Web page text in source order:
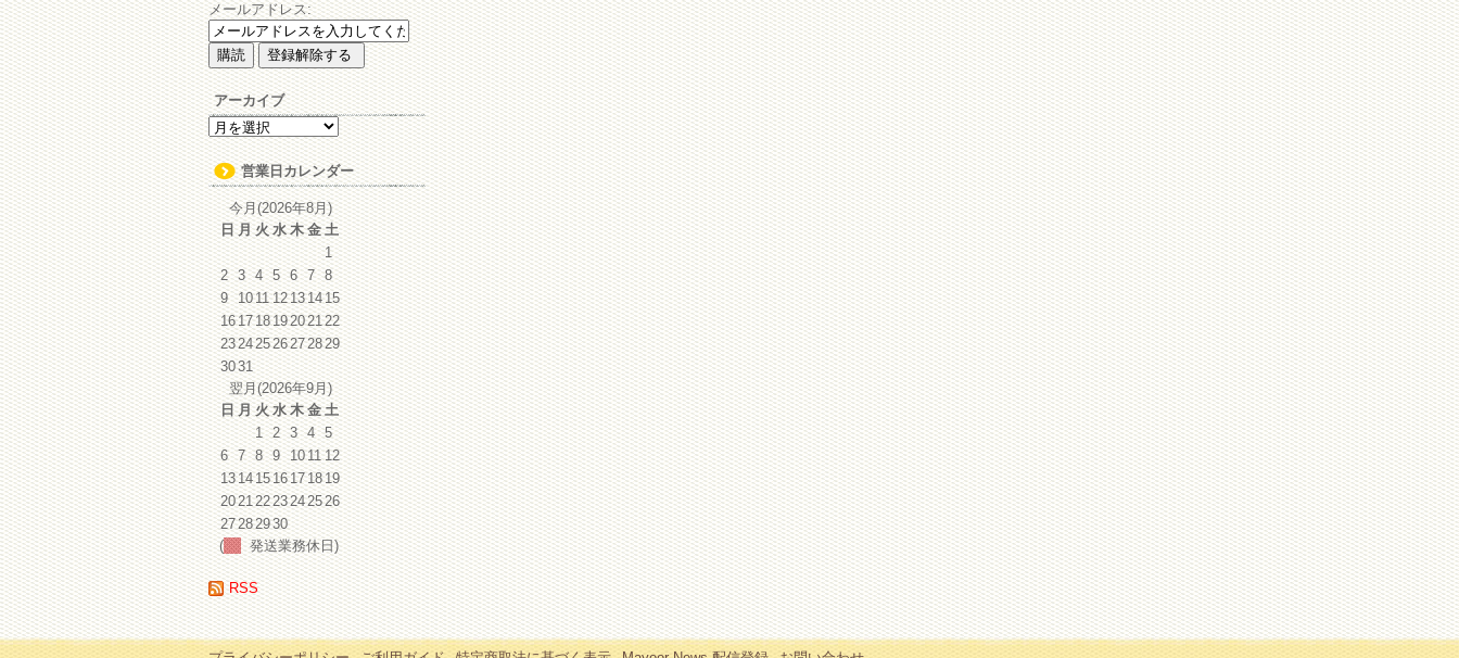
メールアドレス:
アーカイブ
ア
ー
カ
イ
ブ
営業日カレンダー
今月(2026年8月)
日 月 火 水 木 金 土
1
2 3 4 5 6 7 8
9
10 11 12 13 14 15
16 17 18 19202122
23242526272829
3031
翌月(2026年9月)
日 月 火 水 木 金 土
1 2 3 4 5
6 7 8 9 10 11 12
13 14 15 16 17 18 19
20212223242526
27282930
(
発送業務休日)
RSS